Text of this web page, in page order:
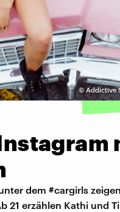
© Addictive
dem #cargirls
21 erzählen Kathi und